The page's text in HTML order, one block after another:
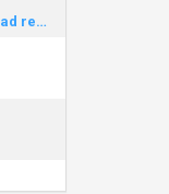
Adaptado para personas con movilidad reducida